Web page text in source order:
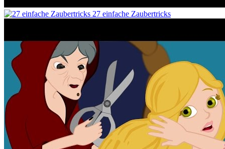
27 einfache Zaubertricks